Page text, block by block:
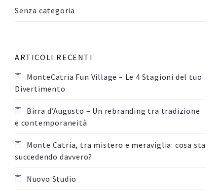
Senza categoria
ARTICOLI RECENTI
MonteCatria Fun Village – Le 4 Stagioni del tuo
Divertimento
Birra d’Augusto – Un rebranding tra tradizione
e contemporaneità
Monte Catria, tra mistero e meraviglia: cosa sta
succedendo davvero?
Nuovo Studio